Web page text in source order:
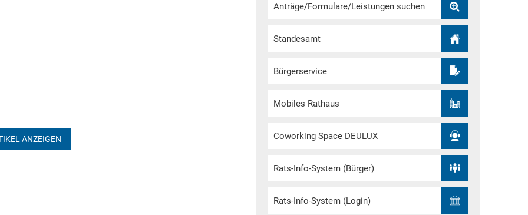
ANZEIGEN
Anträge/Formulare/Leistungen suchen
Standesamt
Bürgerservice
Mobiles Rathaus
Coworking Space DEULUX
Rats-Info-System (Bürger)
Rats-Info-System (Login)